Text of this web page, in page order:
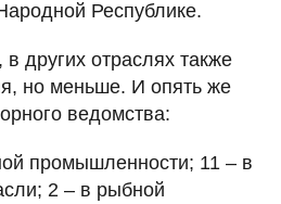
Республике.
других отраслях также
но меньше. И опять же
ведомства:
промышленности; 11 – в
2 – в рыбной